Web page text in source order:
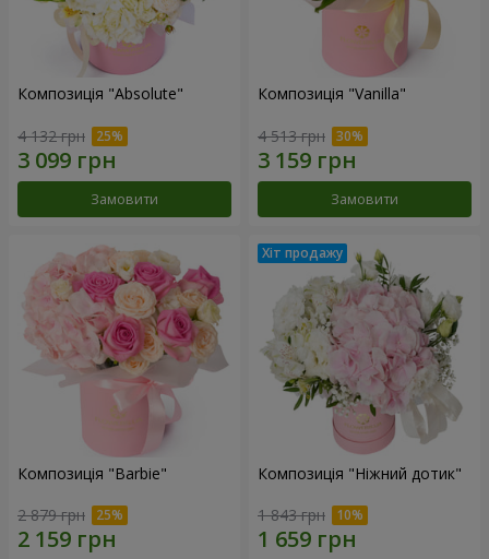
Композиція "Absolute"
4 132 грн
Замовити
Композиція "Vanilla"
4 513 грн
Замовити
Композиція "Barbie"
2 879 грн
Композиція "Ніжний дотик"
1 843 грн